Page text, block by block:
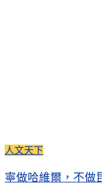
人文天下
寧做哈維爾，不